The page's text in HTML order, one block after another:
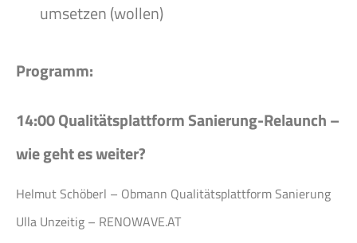
umsetzen (wollen)
Programm:
14:00Qualitätsplattform Sanierung-Relaunch –
wie geht es weiter?
Helmut Schöberl – Obmann Qualitätsplattform Sanierung
Ulla Unzeitig – RENOWAVE.AT